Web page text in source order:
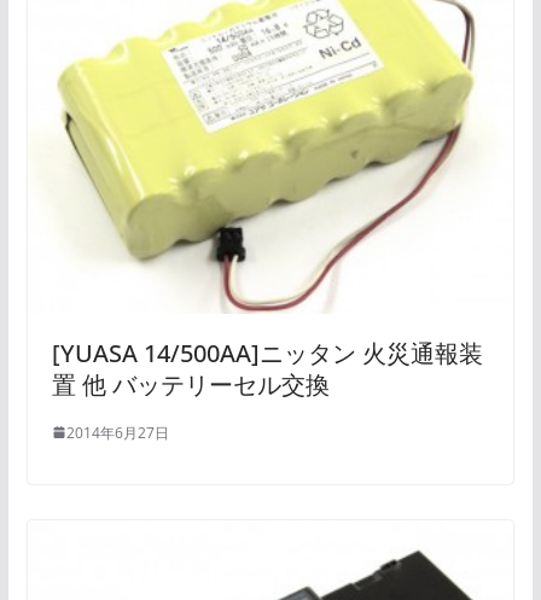
[YUASA 14/500AA]ニッタン 火災通報装
置 他 バッテリーセル交換
2014年6月27日